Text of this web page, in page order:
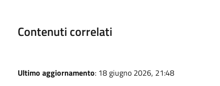
Contenuti correlati
Ultimo aggiornamento: 18 giugno 2026, 21:48